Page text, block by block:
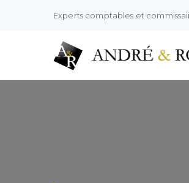
Experts comptables et